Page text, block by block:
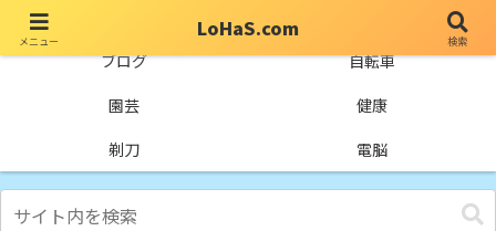
ブログ
自転車
園芸
健康
剃刀
電脳
メニュー
LoHaS.com
検索